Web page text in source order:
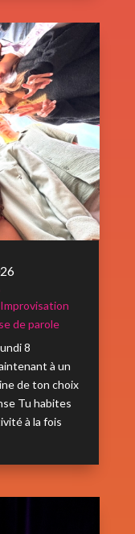
Improvisation
de parole
8
à un
de ton choix
Tu habites
à la fois